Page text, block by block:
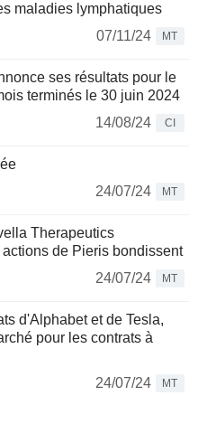
maladies lymphatiques
07/11/24
MT
ses résultats pour le
terminés le 30 juin 2024
14/08/24
CI
24/07/24
MT
Therapeutics
de Pieris bondissent
24/07/24
MT
d'Alphabet et de Tesla,
pour les contrats à
24/07/24
MT